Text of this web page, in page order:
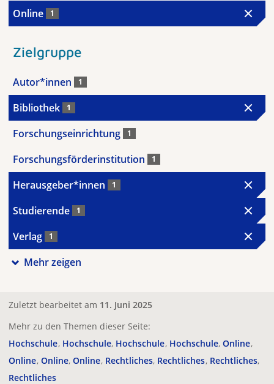
Online 1
Zielgruppe
Autor*innen 1
Bibliothek 1
Forschungseinrichtung 1
Forschungsförderinstitution 1
Herausgeber*innen 1
Studierende 1
Verlag 1
Mehr zeigen
Zuletzt bearbeitet am 11. Juni 2025
Mehr zu den Themen dieser Seite:
Hochschule Hochschule Hochschule Hochschule Online
Online Online Online Rechtliches Rechtliches Rechtliches
Rechtliches